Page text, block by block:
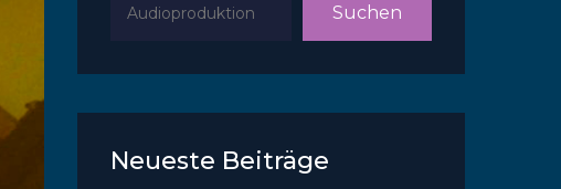
Suchen
Neueste Beiträge